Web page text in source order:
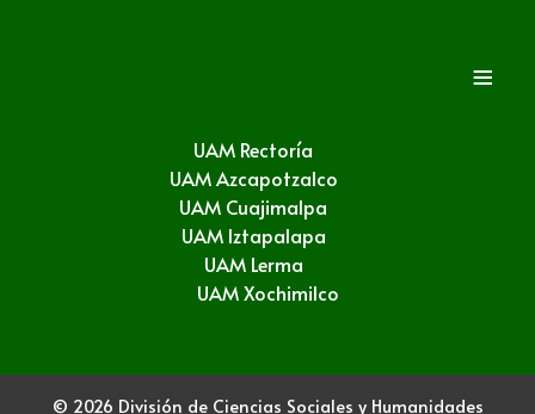
≡
UAM Rectoría
UAM Azcapotzalco
UAM Cuajimalpa
UAM Iztapalapa
UAM Lerma
UAM Xochimilco
© 2026 División de Ciencias Sociales y Humanidades